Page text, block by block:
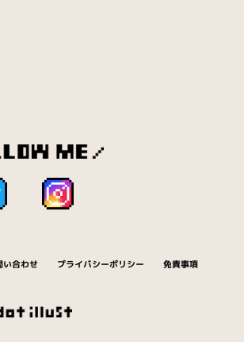
い合わせ プライバシーポリシー 免責事項